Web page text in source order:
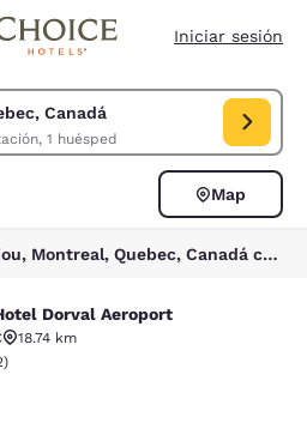
Iniciar sesión
Canadá
1 habitación, 1 huésped
Montreal, Quebec, Canadá. Fecha de
Map
4 de hoteles cerca de Anjou, Montreal, Quebec, Canadá coinciden con tus filtros
Aeroport
Dorval Aeroport
18.74 km
de 3.63 estrellas. Bueno. 1642 reseñas
)